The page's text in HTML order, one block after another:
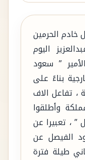
خادم الحرمين
اليوم
، بإعفاء الأمير ” سعود
بناءً على
، تفاعل الاف
وأطلقوا
، تعبيرا عن
الفيصل عن
طيلة فترة